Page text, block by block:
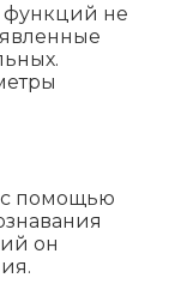
функций не
с помощью
он